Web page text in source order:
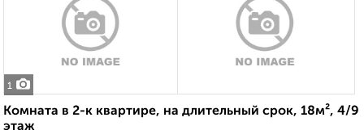
1
Комната в 2-к квартире, на длительный срок, 18м², 4/9
этаж